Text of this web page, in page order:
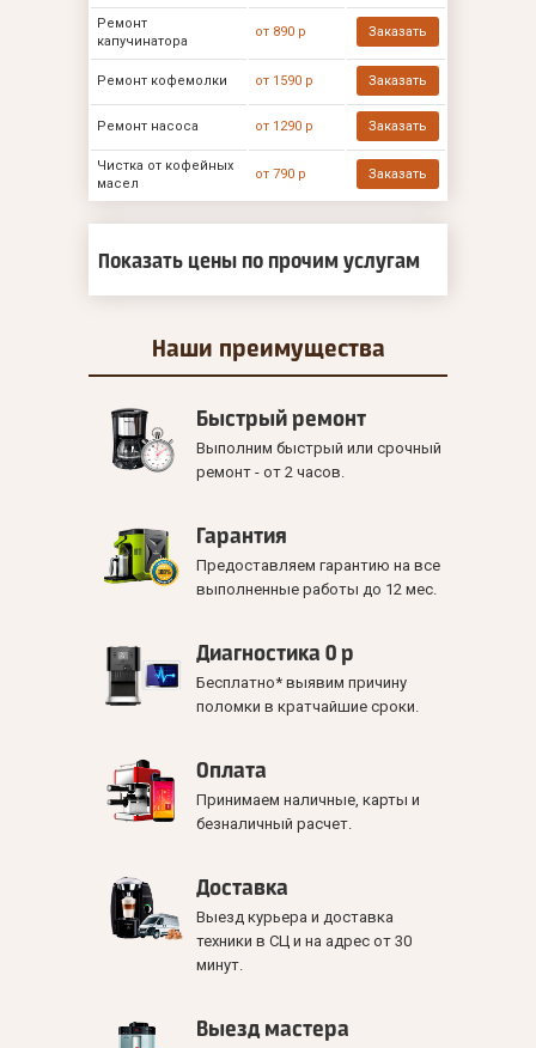
Ремонт
капучинатора
от 890 р Заказать
Ремонт кофемолки от 1590 р Заказать
Ремонт насоса от 1290 р Заказать
Чистка от кофейных
масел
от 790 р Заказать
Показать цены по прочим услугам
Наши преимущества
Быстрый ремонт
Выполним быстрый или срочный
ремонт - от 2 часов.
Гарантия
Предоставляем гарантию на все
выполненные работы до 12 мес.
Диагностика 0 р
Бесплатно* выявим причину
поломки в кратчайшие сроки.
Оплата
Принимаем наличные, карты и
безналичный расчет.
Доставка
Выезд курьера и доставка
техники в СЦ и на адрес от 30
минут.
Выезд мастера